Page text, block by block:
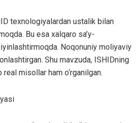
texnologiyalardan ustalik bilan
Bu esa xalqaro sa’y-
Noqonuniy moliyaviy
Shu mavzuda, ISHIDning
misollar ham o‘rganilgan.